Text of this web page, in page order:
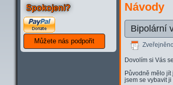
Spokojeni? Návody
Bipolární
Dovolím si Vás
Původně mělo
jsem se vybavit